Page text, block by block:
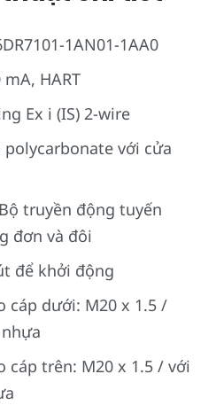
1AN01-1AA0
HART
Ex i (IS) 2-wire
với cửa
truyền động tuyến
đơn và đôi
để khởi động
cáp dưới: M20 x 1.5 /
cáp trên: M20 x 1.5 / với